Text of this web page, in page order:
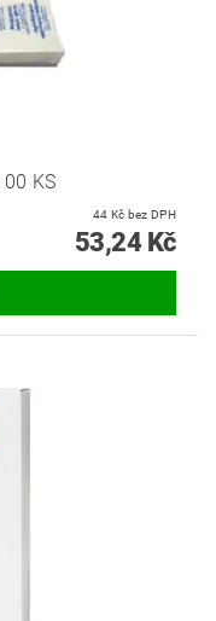
KS
44 Kč bez DPH
53,24 Kč